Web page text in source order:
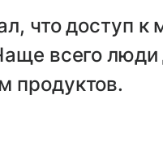
что доступ
всего
продуктов.